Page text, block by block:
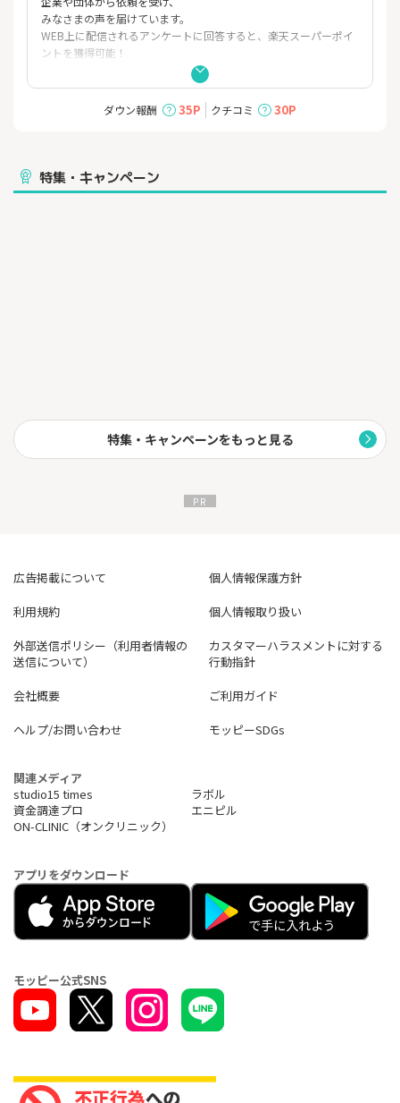
みなさまの声を届けています。
WEB上に配信されるアンケートに回答すると、楽天スーパーポイ
ントを獲得可能！
スキマ時間でポイントを貯めて、楽天グループのサービスで活用
いただくことができるサービスです。
さらに、獲得したポイントが少量でも、1ヶ月単位で楽天スーパー
ポイント口座に付与されるため、無駄なくポイントを利用するこ
ダウン報酬 35P クチコミ 30P
特集・キャンペーン
特集・キャンペーンをもっと見る
広告掲載について
個人情報保護方針
利用規約
個人情報取り扱い
外部送信ポリシー（利用者情報の
送信について）
カスタマーハラスメントに対する
行動指針
会社概要
ご利用ガイド
ヘルプ/お問い合わせ
モッピーSDGs
関連メディア
studio15 times
ラボル
資金調達プロ
エニピル
ON-CLINIC（オンクリニック）
アプリをダウンロード
モッピー公式SNS